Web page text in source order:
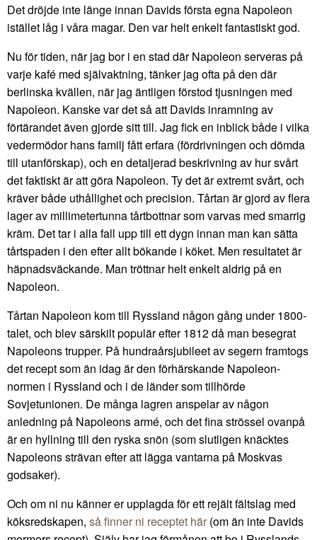
Det dröjde inte länge innan Davids första egna Napoleon
istället låg i våra magar. Den var helt enkelt fantastiskt god.
Nu för tiden, när jag bor i en stad där Napoleon serveras på
varje kafé med självaktning, tänker jag ofta på den där
berlinska kvällen, när jag äntligen förstod tjusningen med
Napoleon. Kanske var det så att Davids inramning av
förtärandet även gjorde sitt till. Jag fick en inblick både i vilka
vedermödor hans familj fått erfara (fördrivningen och dömda
till utanförskap), och en detaljerad beskrivning av hur svårt
det faktiskt är att göra Napoleon. Ty det är extremt svårt, och
kräver både uthållighet och precision. Tårtan är gjord av flera
lager av millimetertunna tårtbottnar som varvas med smarrig
kräm. Det tar i alla fall upp till ett dygn innan man kan sätta
tårtspaden i den efter allt bökande i köket. Men resultatet är
häpnadsväckande. Man tröttnar helt enkelt aldrig på en
Napoleon.
Tårtan Napoleon kom till Ryssland någon gång under 1800-
talet, och blev särskilt populär efter 1812 då man besegrat
Napoleons trupper. På hundraårsjubileet av segern framtogs
det recept som än idag är den förhärskande Napoleon-
normen i Ryssland och i de länder som tillhörde
Sovjetunionen. De många lagren anspelar av någon
anledning på Napoleons armé, och det fina strössel ovanpå
är en hyllning till den ryska snön (som slutligen knäcktes
Napoleons strävan efter att lägga vantarna på Moskvas
godsaker).
Och om ni nu känner er upplagda för ett rejält fältslag med
köksredskapen, så finner ni receptet här (om än inte Davids